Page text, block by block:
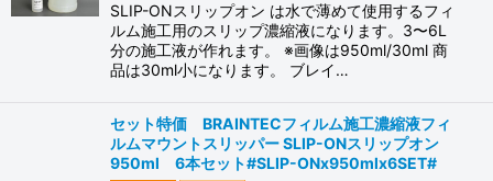
SLIP-ONスリップオン は水で薄めて使用するフィ
ルム施工用のスリップ濃縮液になります。3〜6L
分の施工液が作れます。 ※画像は950ml/30ml 商
品は30ml小になります。 ブレイ…
セット特価 BRAINTECフィルム施工濃縮液フィ
ルムマウントスリッパー SLIP-ONスリップオン
950ml 6本セット#SLIP-ONx950mlx6SET#